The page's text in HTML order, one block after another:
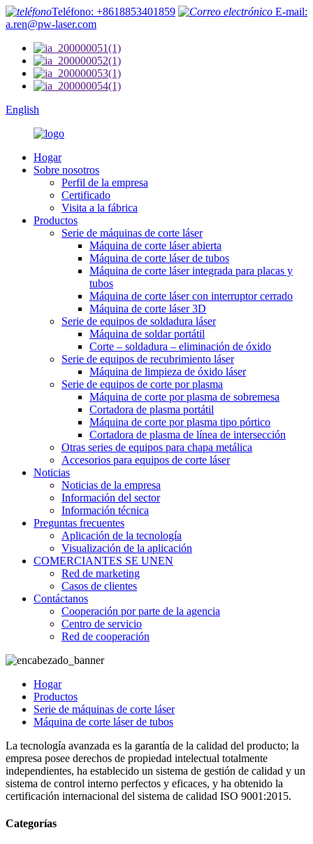
Teléfono: +8618853401859
E-mail:
a.ren@pw-laser.com
English
Hogar
Sobre nosotros
Perfil de la empresa
Certificado
Visita a la fábrica
Productos
Serie de máquinas de corte láser
Máquina de corte láser abierta
Máquina de corte láser de tubos
Máquina de corte láser integrada para placas y
tubos
Máquina de corte láser con interruptor cerrado
Máquina de corte láser 3D
Serie de equipos de soldadura láser
Máquina de soldar portátil
Corte – soldadura – eliminación de óxido
Serie de equipos de recubrimiento láser
Máquina de limpieza de óxido láser
Serie de equipos de corte por plasma
Máquina de corte por plasma de sobremesa
Cortadora de plasma portátil
Máquina de corte por plasma tipo pórtico
Cortadora de plasma de línea de intersección
Otras series de equipos para chapa metálica
Accesorios para equipos de corte láser
Noticias
Noticias de la empresa
Información del sector
Información técnica
Preguntas frecuentes
Aplicación de la tecnología
Visualización de la aplicación
COMERCIANTES SE UNEN
Red de marketing
Casos de clientes
Contáctanos
Cooperación por parte de la agencia
Centro de servicio
Red de cooperación
Hogar
Productos
Serie de máquinas de corte láser
Máquina de corte láser de tubos
La tecnología avanzada es la garantía de la calidad del producto; la
empresa posee derechos de propiedad intelectual totalmente
independientes, ha establecido un sistema de gestión de calidad y un
sistema de control interno perfectos y eficaces, y ha obtenido la
certificación internacional del sistema de calidad ISO 9001:2015.
Categorías